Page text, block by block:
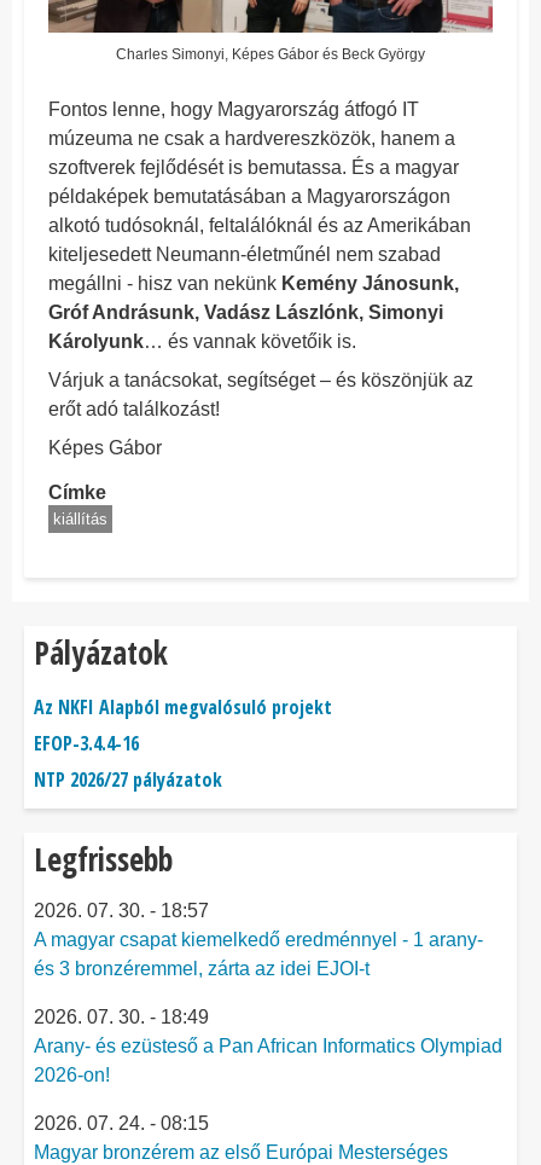
Charles Simonyi, Képes Gábor és Beck György
Fontos lenne, hogy Magyarország átfogó IT
múzeuma ne csak a hardvereszközök, hanem a
szoftverek fejlődését is bemutassa. És a magyar
példaképek bemutatásában a Magyarországon
alkotó tudósoknál, feltalálóknál és az Amerikában
kiteljesedett Neumann-életműnél nem szabad
megállni - hisz van nekünk Kemény Jánosunk,
Gróf Andrásunk, Vadász Lászlónk, Simonyi
Károlyunk… és vannak követőik is.
Várjuk a tanácsokat, segítséget – és köszönjük az
erőt adó találkozást!
Képes Gábor
Címke
kiállítás
Pályázatok
Az NKFI Alapból megvalósuló projekt
EFOP-3.4.4-16
NTP 2026/27 pályázatok
Legfrissebb
2026. 07. 30. - 18:57
A magyar csapat kiemelkedő eredménnyel - 1 arany-
és 3 bronzéremmel, zárta az idei EJOI-t
2026. 07. 30. - 18:49
Arany- és ezüsteső a Pan African Informatics Olympiad
2026-on!
2026. 07. 24. - 08:15
Magyar bronzérem az első Európai Mesterséges